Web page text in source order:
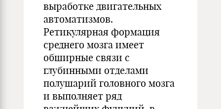
выработке двигательных
автоматизмов.
Ретикулярная формация
среднего мозга имеет
обширные связи с
глубинными отделами
полушарий головного мозга
и выполняет ряд